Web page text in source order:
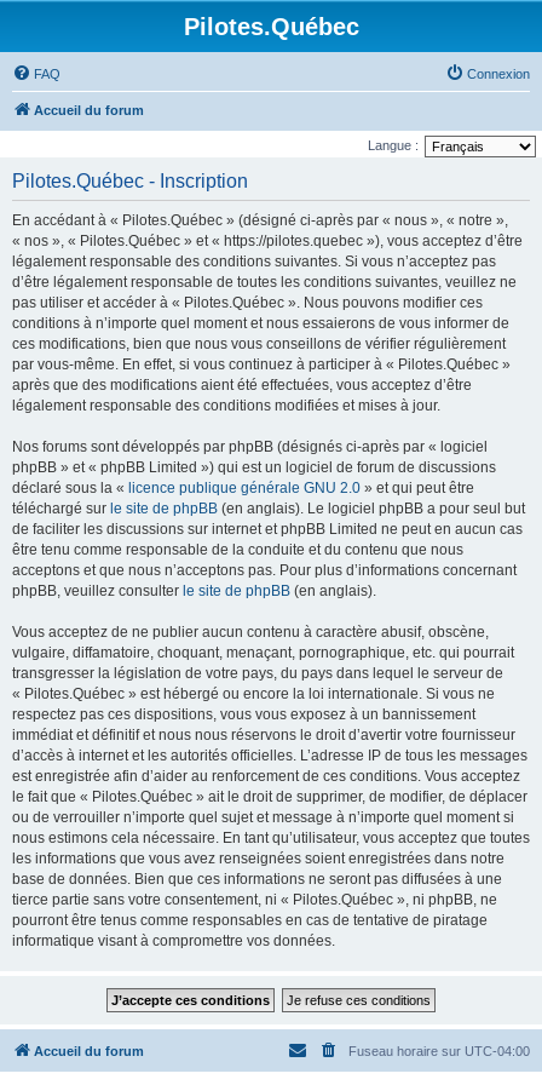
Pilotes.Québec
FAQ Connexion
Accueil du forum
Langue :
Pilotes.Québec - Inscription
En accédant à « Pilotes.Québec » (désigné ci-après par « nous », « notre »,
« nos », « Pilotes.Québec » et « https://pilotes.quebec »), vous acceptez d’être
légalement responsable des conditions suivantes. Si vous n’acceptez pas
d’être légalement responsable de toutes les conditions suivantes, veuillez ne
pas utiliser et accéder à « Pilotes.Québec ». Nous pouvons modifier ces
conditions à n’importe quel moment et nous essaierons de vous informer de
ces modifications, bien que nous vous conseillons de vérifier régulièrement
par vous-même. En effet, si vous continuez à participer à « Pilotes.Québec »
après que des modifications aient été effectuées, vous acceptez d’être
légalement responsable des conditions modifiées et mises à jour.
Nos forums sont développés par phpBB (désignés ci-après par « logiciel
phpBB » et « phpBB Limited ») qui est un logiciel de forum de discussions
déclaré sous la « licence publique générale GNU 2.0 » et qui peut être
téléchargé sur le site de phpBB (en anglais). Le logiciel phpBB a pour seul but
de faciliter les discussions sur internet et phpBB Limited ne peut en aucun cas
être tenu comme responsable de la conduite et du contenu que nous
acceptons et que nous n’acceptons pas. Pour plus d’informations concernant
phpBB, veuillez consulter le site de phpBB (en anglais).
Vous acceptez de ne publier aucun contenu à caractère abusif, obscène,
vulgaire, diffamatoire, choquant, menaçant, pornographique, etc. qui pourrait
transgresser la législation de votre pays, du pays dans lequel le serveur de
« Pilotes.Québec » est hébergé ou encore la loi internationale. Si vous ne
respectez pas ces dispositions, vous vous exposez à un bannissement
immédiat et définitif et nous nous réservons le droit d’avertir votre fournisseur
d’accès à internet et les autorités officielles. L’adresse IP de tous les messages
est enregistrée afin d’aider au renforcement de ces conditions. Vous acceptez
le fait que « Pilotes.Québec » ait le droit de supprimer, de modifier, de déplacer
ou de verrouiller n’importe quel sujet et message à n’importe quel moment si
nous estimons cela nécessaire. En tant qu’utilisateur, vous acceptez que toutes
les informations que vous avez renseignées soient enregistrées dans notre
base de données. Bien que ces informations ne seront pas diffusées à une
tierce partie sans votre consentement, ni « Pilotes.Québec », ni phpBB, ne
pourront être tenus comme responsables en cas de tentative de piratage
informatique visant à compromettre vos données.
Accueil du forum Fuseau horaire sur UTC-04:00